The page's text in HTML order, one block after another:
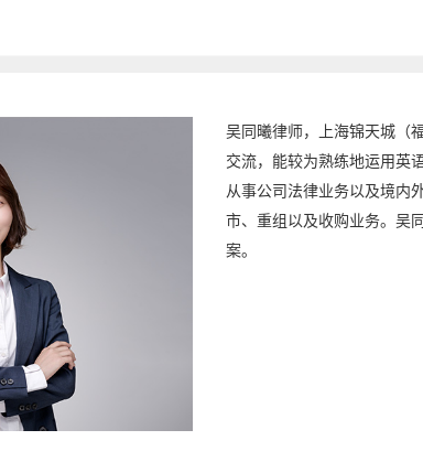
吴同曦律师，上海锦天城（
交流，能较为熟练地运用英
从事公司法律业务以及境内
市、重组以及收购业务。吴
案。